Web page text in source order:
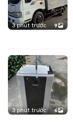
3 phút trước 9
3 phút trước 6